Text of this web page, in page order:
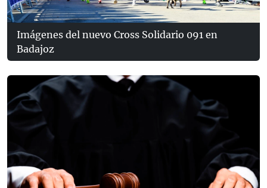
Imágenes del nuevo Cross Solidario 091 en
Badajoz